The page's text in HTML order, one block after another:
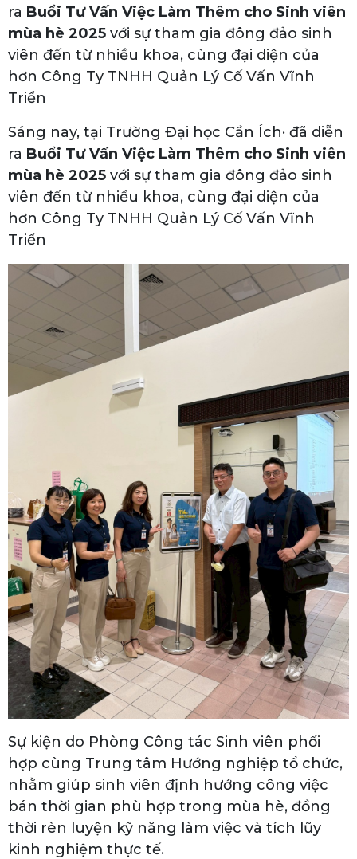
ra Buổi Tư Vấn Việc Làm Thêm cho Sinh viên
mùa hè 2025 với sự tham gia đông đảo sinh
viên đến từ nhiều khoa, cùng đại diện của
hơn Công Ty TNHH Quản Lý Cố Vấn Vĩnh
Triển
Sáng nay, tại Trường Đại học Cần Ích· đã diễn
ra Buổi Tư Vấn Việc Làm Thêm cho Sinh viên
mùa hè 2025 với sự tham gia đông đảo sinh
viên đến từ nhiều khoa, cùng đại diện của
hơn Công Ty TNHH Quản Lý Cố Vấn Vĩnh
Triển
Sự kiện do Phòng Công tác Sinh viên phối
hợp cùng Trung tâm Hướng nghiệp tổ chức,
nhằm giúp sinh viên định hướng công việc
bán thời gian phù hợp trong mùa hè, đồng
thời rèn luyện kỹ năng làm việc và tích lũy
kinh nghiệm thực tế.